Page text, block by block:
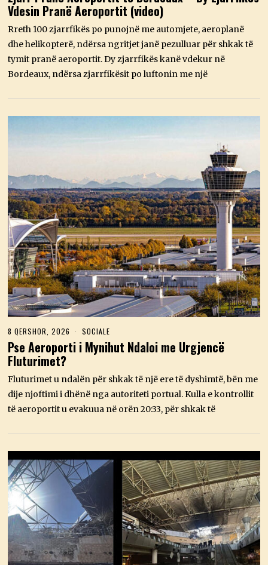
O
R
R
K
,
0
Vdesin Pranë Aeroportit (video)
Rreth 100 zjarrfikës po punojnë me automjete, aeroplanë
dhe helikopterë, ndërsa ngritjet janë pezulluar për shkak të
tymit pranë aeroportit. Dy zjarrfikës kanë vdekur në
Bordeaux, ndërsa zjarrfikësit po luftonin me një
8 QERSHOR, 2026
Q
E
H
O
R
,
2
SOCIALE
Pse Aeroporti i Mynihut Ndaloi me Urgjencë
Fluturimet?
Fluturimet u ndalën për shkak të një ere të dyshimtë, bën me
dije njoftimi i dhënë nga autoriteti portual. Kulla e kontrollit
të aeroportit u evakuua në orën 20:33, për shkak të